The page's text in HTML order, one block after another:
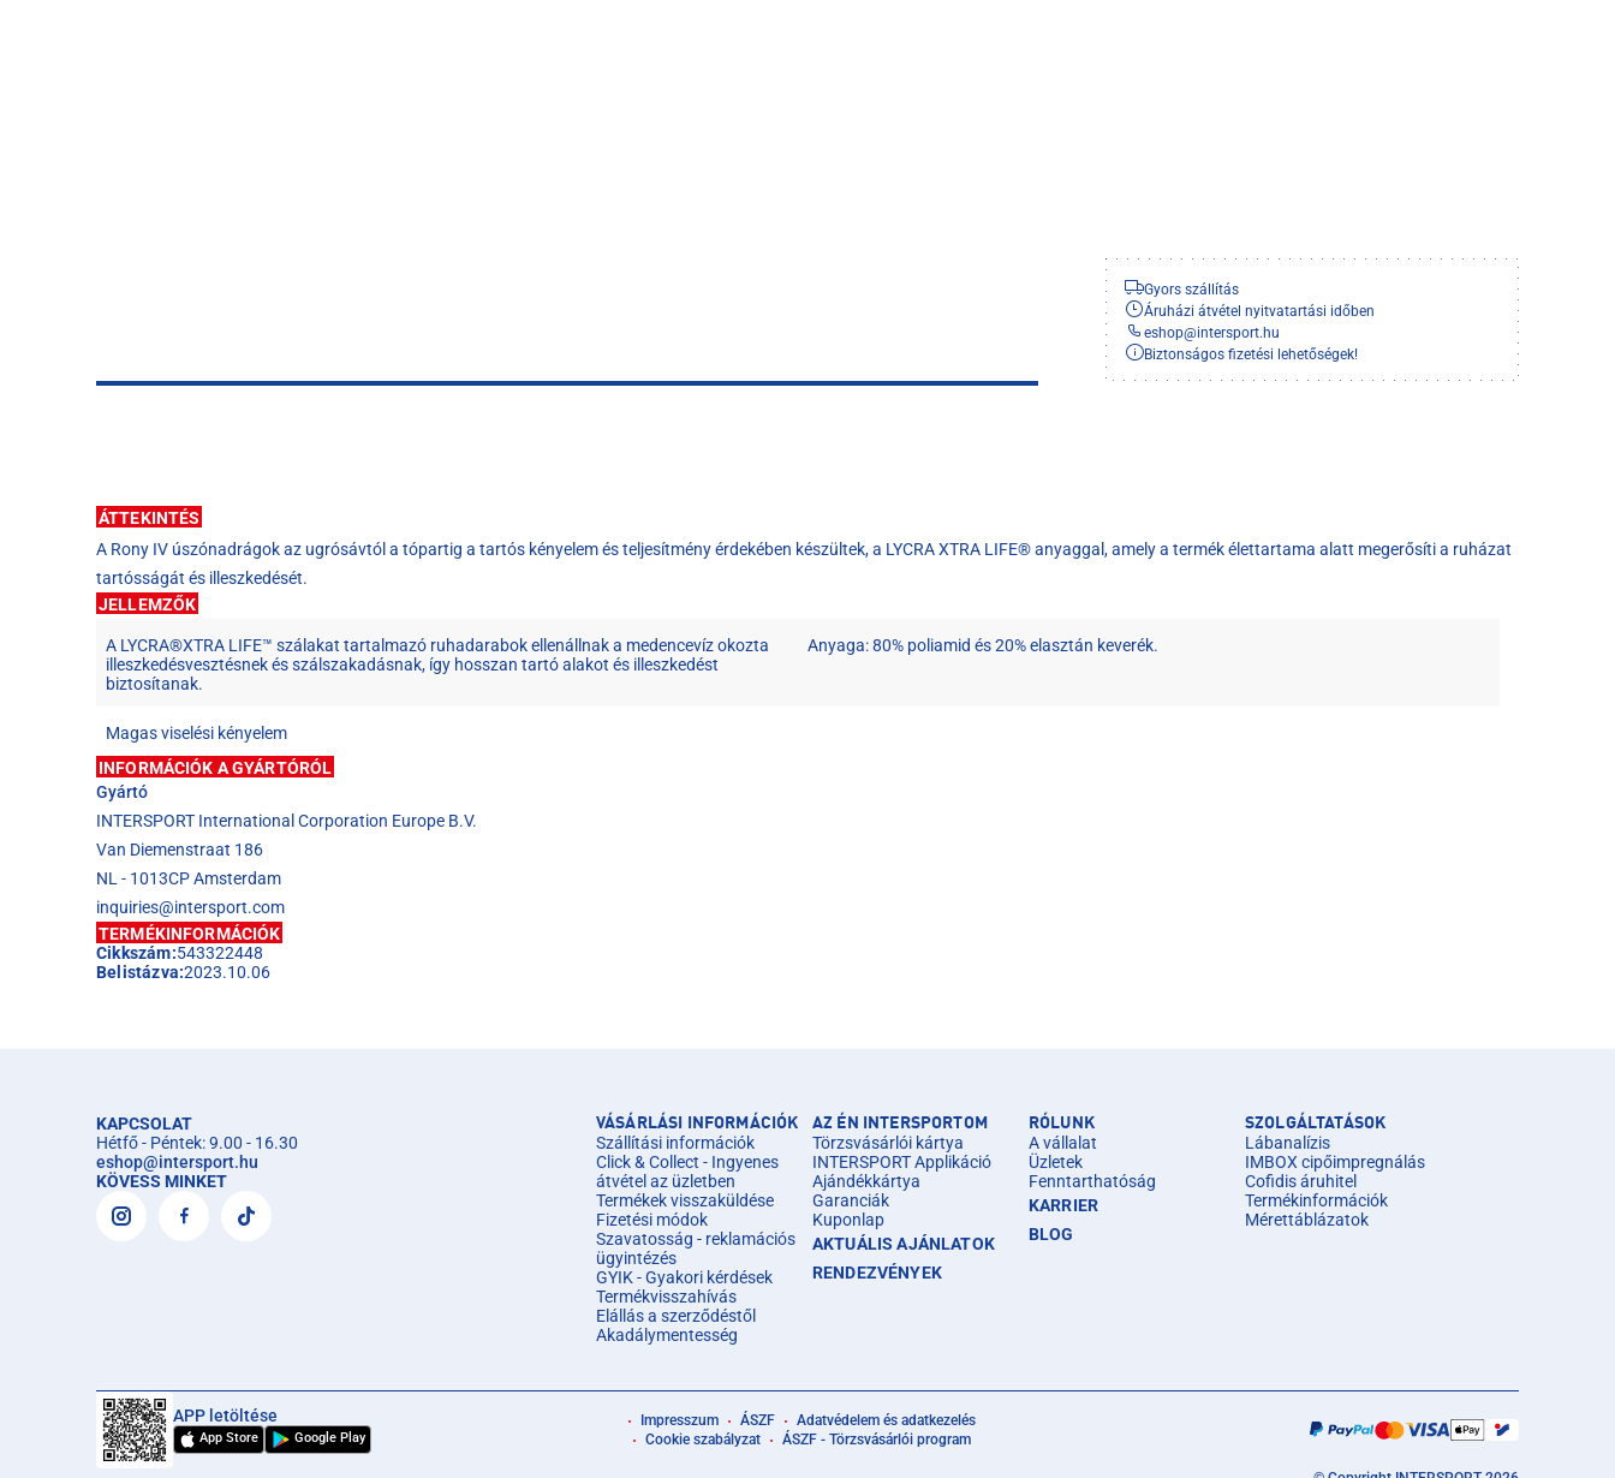
Gyors szállítás
Áruházi átvétel nyitvatartási időben
eshop@intersport.hu
Biztonságos fizetési lehetőségek!
ÁTTEKINTÉS
A Rony IV úszónadrágok az ugrósávtól a tópartig a tartós kényelem és teljesítmény érdekében készültek, a LYCRA XTRA LIFE® anyaggal, amely a termék élettartama alatt megerősíti a ruházat
tartósságát és illeszkedését.
JELLEMZŐK
A LYCRA®XTRA LIFE™ szálakat tartalmazó ruhadarabok ellenállnak a medencevíz okozta
illeszkedésvesztésnek és szálszakadásnak, így hosszan tartó alakot és illeszkedést
biztosítanak.
Anyaga: 80% poliamid és 20% elasztán keverék.
Magas viselési kényelem
INFORMÁCIÓK A GYÁRTÓRÓL
Gyártó
INTERSPORT International Corporation Europe B.V.
Van Diemenstraat 186
NL - 1013CP Amsterdam
inquiries@intersport.com
TERMÉKINFORMÁCIÓK
Cikkszám:543322448
Belistázva:2023.10.06
KAPCSOLAT
Hétfő - Péntek: 9.00 - 16.30
eshop@intersport.hu
KÖVESS MINKET
VÁSÁRLÁSI INFORMÁCIÓK
Szállítási információk
Click & Collect - Ingyenes
átvétel az üzletben
Termékek visszaküldése
Fizetési módok
Szavatosság - reklamációs
ügyintézés
GYIK - Gyakori kérdések
Termékvisszahívás
Elállás a szerződéstől
Akadálymentesség
AZ ÉN INTERSPORTOM
Törzsvásárlói kártya
INTERSPORT Applikáció
Ajándékkártya
Garanciák
Kuponlap
AKTUÁLIS AJÁNLATOK
RENDEZVÉNYEK
RÓLUNK
A vállalat
Üzletek
Fenntarthatóság
KARRIER
BLOG
SZOLGÁLTATÁSOK
Lábanalízis
IMBOX cipőimpregnálás
Cofidis áruhitel
Termékinformációk
Mérettáblázatok
APP letöltése
App Store Google Play
Impresszum ÁSZF
Adatvédelem és adatkezelés
Cookie szabályzat
ÁSZF - Törzsvásárlói program